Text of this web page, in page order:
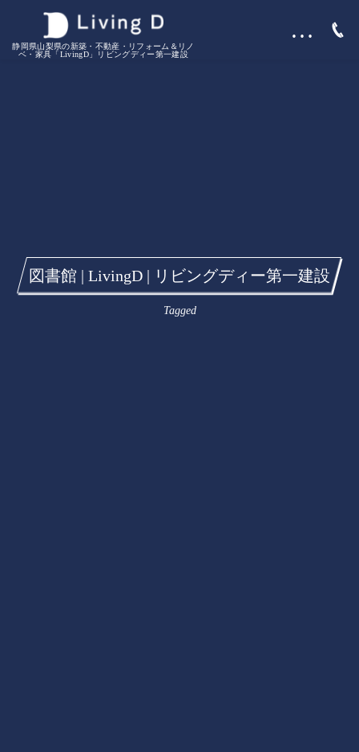
静岡県山梨県の新築・不動産・リフォーム＆リノ
ベ・家具「LivingD」リビングディー第一建設
…
図書館 | LivingD | リビングディー第一建設
Tagged